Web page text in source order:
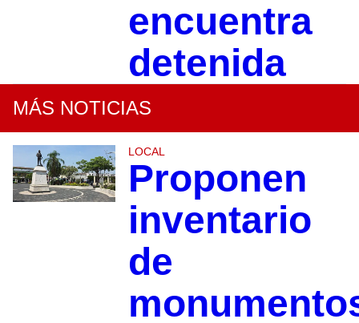
encuentra
detenida
MÁS NOTICIAS
LOCAL
Proponen
inventario
de